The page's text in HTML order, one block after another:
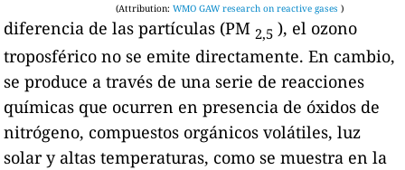
(Attribution: WMO GAW research on reactive gases )
diferencia de las partículas (PM 2,5 ), el ozono
troposférico no se emite directamente. En cambio,
se produce a través de una serie de reacciones
químicas que ocurren en presencia de óxidos de
nitrógeno, compuestos orgánicos volátiles, luz
solar y altas temperaturas, como se muestra en la